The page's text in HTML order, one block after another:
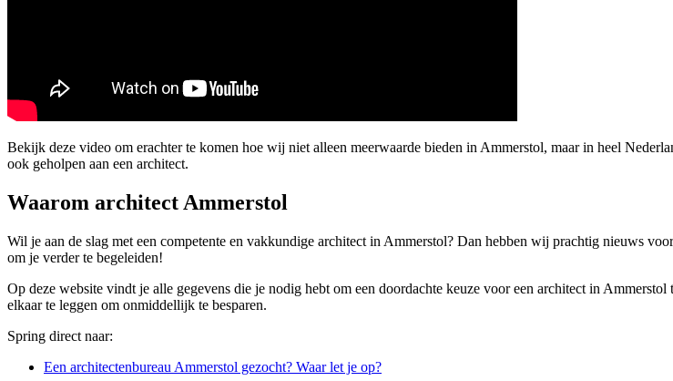
Bekijk deze video om erachter te komen hoe wij niet alleen meerwaarde bieden in Ammerstol, maar in heel
ook geholpen aan een architect.
Waarom architect Ammerstol
Wil je aan de slag met een competente en vakkundige architect in Ammerstol? Dan hebben wij prachtig nieuws
om je verder te begeleiden!
Op deze website vindt je alle gegevens die je nodig hebt om een doordachte keuze voor een architect in
elkaar te leggen om onmiddellijk te besparen.
Spring direct naar:
Een architectenbureau Ammerstol gezocht? Waar let je op?